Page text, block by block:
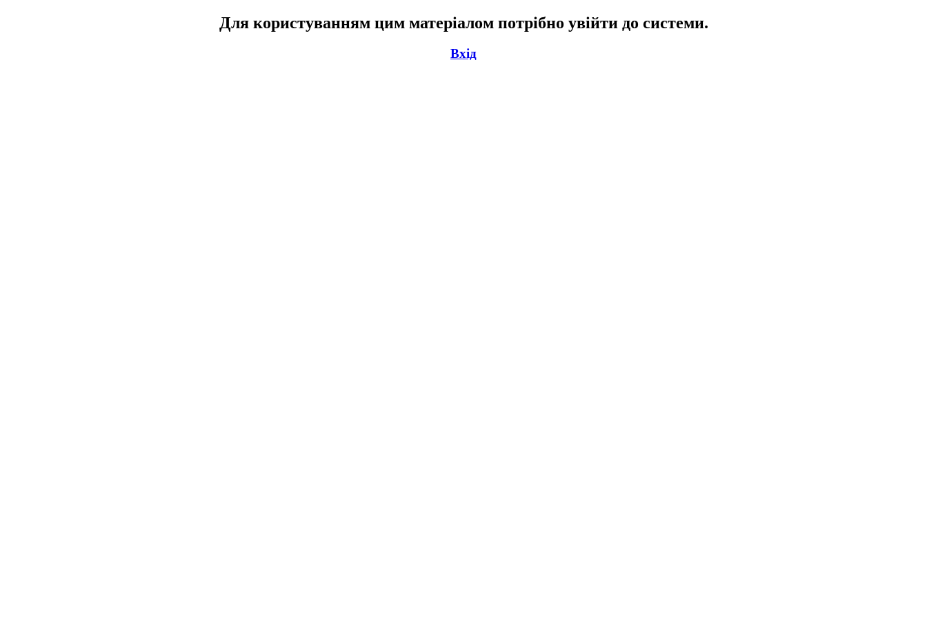
Для користуванням цим матеріалом потрібно увійти до системи.
Вхід